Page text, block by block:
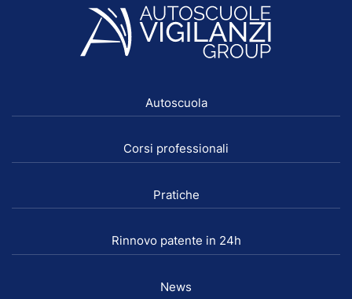
Autoscuola
Corsi professionali
Pratiche
Rinnovo patente in 24h
News